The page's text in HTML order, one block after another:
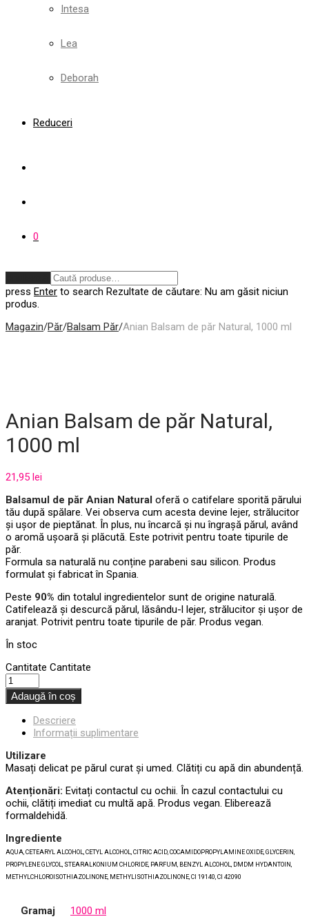
Intesa
Lea
Deborah
Reduceri
0
press Enter to search Rezultate de căutare: Nu am găsit niciun
produs.
Magazin/Păr/Balsam Păr/Anian Balsam de păr Natural, 1000 ml
Anian Balsam de păr Natural,
1000 ml
21,95 lei
Balsamul de păr Anian Natural oferă o catifelare sporită părului
tău după spălare. Vei observa cum acesta devine lejer, strălucitor
și ușor de pieptănat. În plus, nu încarcă și nu îngrașă părul, având
o aromă ușoară și plăcută. Este potrivit pentru toate tipurile de
păr.
Formula sa naturală nu conține parabeni sau silicon. Produs
formulat și fabricat în Spania.
Peste 90% din totalul ingredientelor sunt de origine naturală.
Catifelează și descurcă părul, lăsându-l lejer, strălucitor și ușor de
aranjat. Potrivit pentru toate tipurile de păr. Produs vegan.
În stoc
Cantitate Cantitate
Adaugă în coș
Descriere
Informații suplimentare
Utilizare
Masați delicat pe părul curat și umed. Clătiți cu apă din abundență.
Atenționări: Evitați contactul cu ochii. În cazul contactului cu
ochii, clătiți imediat cu multă apă. Produs vegan. Eliberează
formaldehidă.
Ingrediente
AQUA, CETEARYL ALCOHOL, CETYL ALCOHOL, CITRIC ACID, COCAMIDOPROPYLAMINE OXIDE, GLYCERIN,
PROPYLENE GLYCOL, STEARALKONIUM CHLORIDE, PARFUM, BENZYL ALCOHOL, DMDM HYDANTOIN,
METHYLCHLOROISOTHIAZOLINONE, METHYLISOTHIAZOLINONE, CI 19140, CI 42090
Gramaj 1000 ml